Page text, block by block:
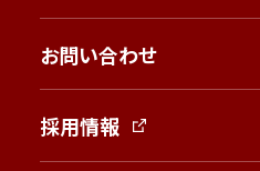
お問い合わせ
採用情報